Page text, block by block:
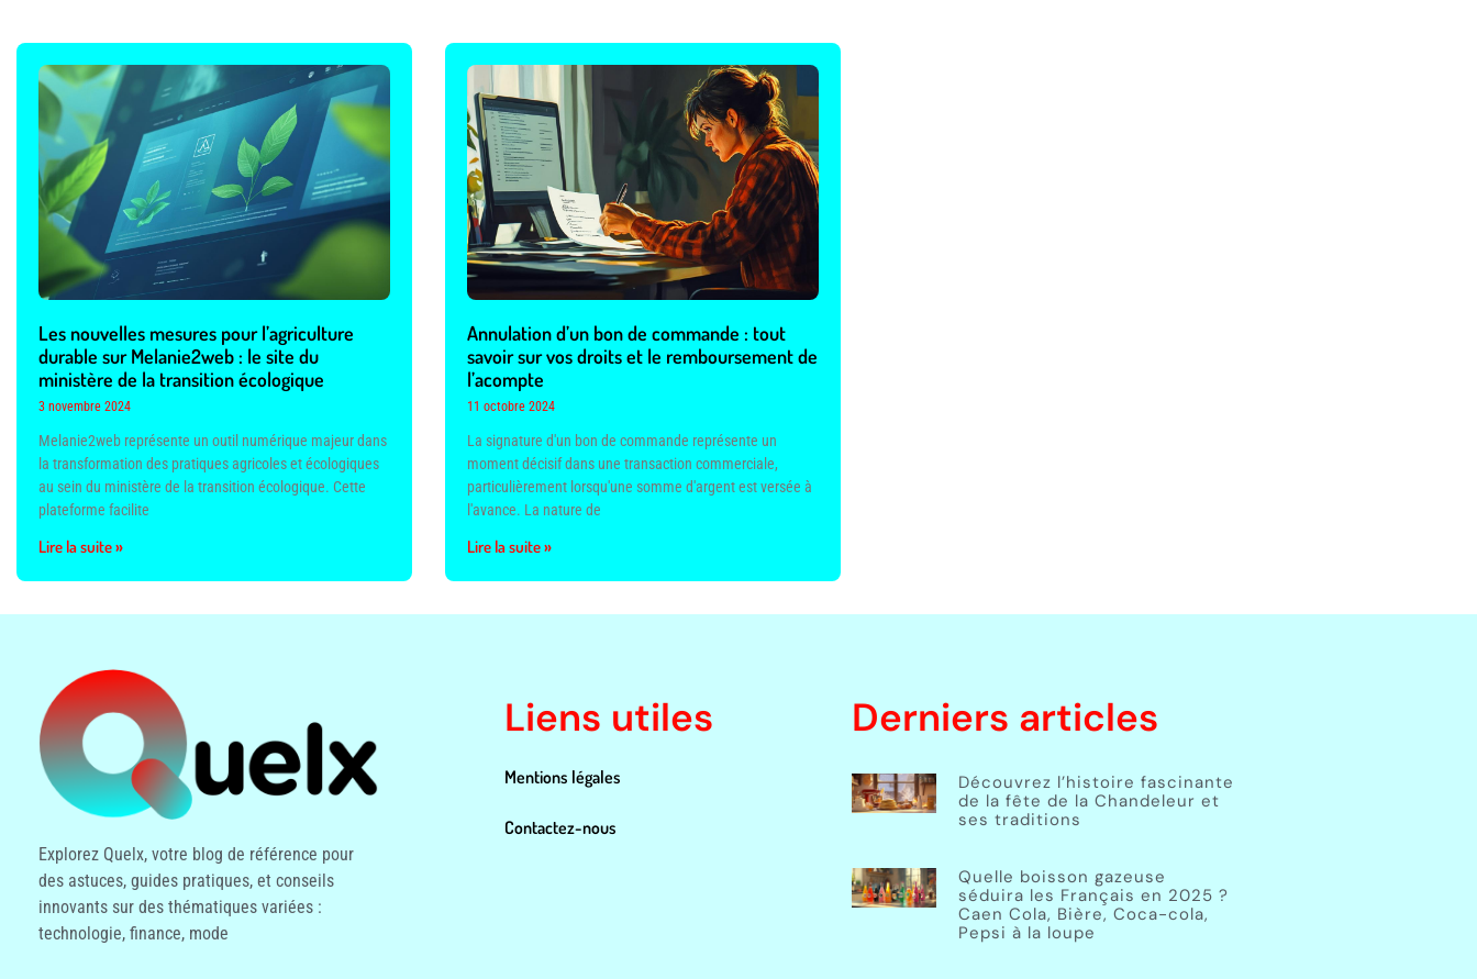
Les nouvelles mesures pour l’agriculture
durable sur Melanie2web : le site du
ministère de la transition écologique
3 novembre 2024
Melanie2web représente un outil numérique majeur dans
la transformation des pratiques agricoles et écologiques
au sein du ministère de la transition écologique. Cette
plateforme facilite
Lire la suite »
Annulation d’un bon de commande : tout
savoir sur vos droits et le remboursement de
l’acompte
11 octobre 2024
La signature d'un bon de commande représente un
moment décisif dans une transaction commerciale,
particulièrement lorsqu'une somme d'argent est versée à
l'avance. La nature de
Lire la suite »
Explorez Quelx, votre blog de référence pour
des astuces, guides pratiques, et conseils
innovants sur des thématiques variées :
technologie, finance, mode
Liens utiles
Mentions légales
Contactez-nous
Derniers articles
Découvrez l’histoire fascinante
de la fête de la Chandeleur et
ses traditions
Quelle boisson gazeuse
séduira les Français en 2025 ?
Caen Cola, Bière, Coca-cola,
Pepsi à la loupe